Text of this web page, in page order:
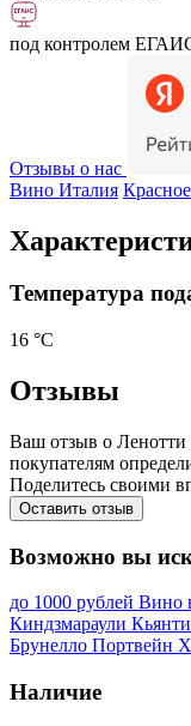
под контролем
Отзывы о нас
Вино Италия
Температура
16 °С
Отзывы
Ваш отзыв о
покупателям
Поделитесь своими
Оставить отзыв
Возможно вы
до 1000 рублей Вино
Киндзмараули Кьянти
Брунелло Портвейн
Наличие